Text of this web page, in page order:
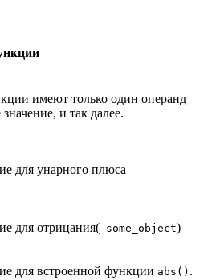
имеют только один операнд
и так далее.
для унарного плюса
для отрицания(-some_object)
для встроенной функции abs() .